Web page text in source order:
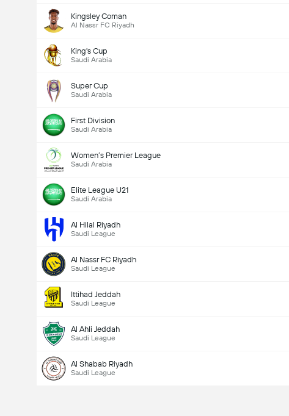
Kingsley Coman
Al Nassr FC Riyadh
King's Cup
Saudi Arabia
Super Cup
Saudi Arabia
First Division
Saudi Arabia
Women’s Premier League
Saudi Arabia
Elite League U21
Saudi Arabia
Al Hilal Riyadh
Saudi League
Al Nassr FC Riyadh
Saudi League
Ittihad Jeddah
Saudi League
Al Ahli Jeddah
Saudi League
Al Shabab Riyadh
Saudi League